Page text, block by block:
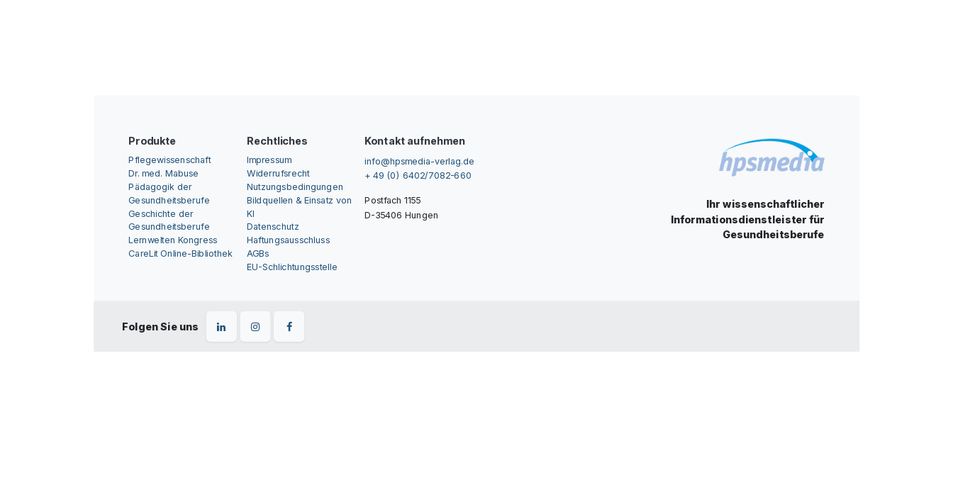
Produkte
Pflegewissenschaft
Dr. med. Mabuse
Pädagogik der
Gesundheitsberufe
Geschichte der
Gesundheitsberufe
Lernwelten Kongress
CareLit Online-Bibliothek
Rechtliches
Impressum
Widerrufsrecht
Nutzungsbedingungen
Bildquellen & Einsatz von
KI
Datenschutz
Haftungsausschluss
AGBs
EU-Schlichtungsstelle
Kontakt aufnehmen
info@hpsmedia-verlag.de
+ 49 (0) 6402/7082-660
Postfach 1155
D-35406 Hungen
Ihr wissenschaftlicher
Informationsdienstleister für
Gesundheitsberufe
Folgen Sie uns